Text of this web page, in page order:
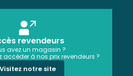
revendeurs
avez un magasin ?
accéder à nos prix revendeurs ?
Visitez notre site